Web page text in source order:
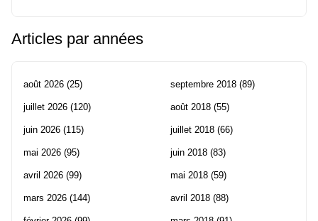
Articles par années
août 2026 (25)
juillet 2026 (120)
juin 2026 (115)
mai 2026 (95)
avril 2026 (99)
mars 2026 (144)
septembre 2018 (89)
août 2018 (55)
juillet 2018 (66)
juin 2018 (83)
mai 2018 (59)
avril 2018 (88)